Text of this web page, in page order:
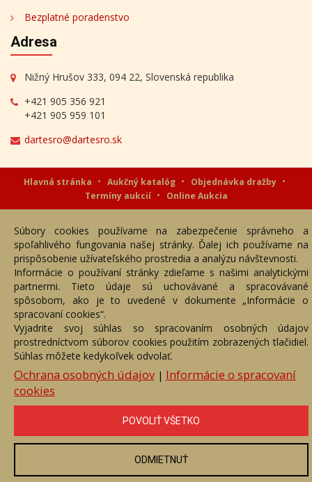
Bezplatné poradenstvo
Adresa
Nižný Hrušov 333, 094 22, Slovenská republika
+421 905 356 921
+421 905 959 101
dartesro@dartesro.sk
Hlavná stránka Aukčný katalóg
Objednávka dražby
Termíny aukcií
Online Aukcia
Akékoľvek používanie obrazových a textových súčastí tejto stránky je
podmienené výslovným súhlasom jej vlastníka. Všetky práva sú
vyhradené.
Súbory cookies používame na zabezpečenie správneho a
spoľahlivého fungovania našej stránky. Ďalej ich používame na
prispôsobenie užívateľského prostredia a analýzu návštevnosti.
Informácie o používaní stránky zdieľame s našimi analytickými
partnermi. Tieto údaje sú uchovávané a spracovávané
spôsobom, ako je to uvedené v dokumente „Informácie o
spracovaní cookies“.
Vyjadrite svoj súhlas so spracovaním osobných údajov
prostredníctvom súborov cookies použitím zobrazených tlačidiel.
Súhlas môžete kedykoľvek odvolať.
Ochrana osobných údajov| Informácie o spracovaní
cookies
POVOLIŤ VŠETKO
ODMIETNUŤ